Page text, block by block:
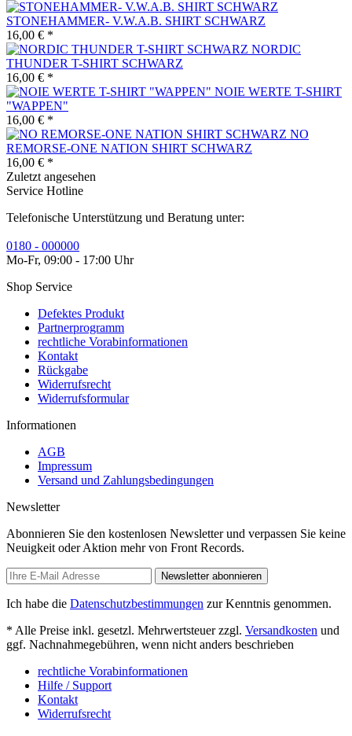
STONEHAMMER- V.W.A.B. SHIRT SCHWARZ
16,00 € *
NORDIC
THUNDER T-SHIRT SCHWARZ
16,00 € *
NOIE WERTE T-SHIRT
"WAPPEN"
16,00 € *
NO
REMORSE-ONE NATION SHIRT SCHWARZ
16,00 € *
Zuletzt angesehen
Service Hotline
Telefonische Unterstützung und Beratung unter:
0180 - 000000
Mo-Fr, 09:00 - 17:00 Uhr
Shop Service
Defektes Produkt
Partnerprogramm
rechtliche Vorabinformationen
Kontakt
Rückgabe
Widerrufsrecht
Widerrufsformular
Informationen
AGB
Impressum
Versand und Zahlungsbedingungen
Newsletter
Abonnieren Sie den kostenlosen Newsletter und verpassen Sie keine
Neuigkeit oder Aktion mehr von Front Records.
Newsletter abonnieren
Ich habe die Datenschutzbestimmungen zur Kenntnis genommen.
* Alle Preise inkl. gesetzl. Mehrwertsteuer zzgl. Versandkosten und
ggf. Nachnahmegebühren, wenn nicht anders beschrieben
rechtliche Vorabinformationen
Hilfe / Support
Kontakt
Widerrufsrecht